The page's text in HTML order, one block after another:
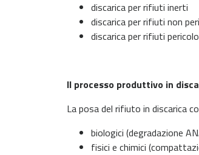
discarica per rifiuti inerti
discarica per rifiuti non
discarica per rifiuti
Il processo produttivo in
La posa del rifiuto in discarica
biologici (degradazione
fisici e chimici